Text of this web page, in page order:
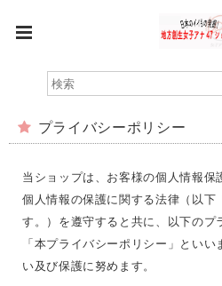
プライバシーポリシー
当ショップは、お客様の個人情報保
個人情報の保護に関する法律（以下
す。）を遵守すると共に、以下のプ
「本プライバシーポリシー」とい
い及び保護に努めます。